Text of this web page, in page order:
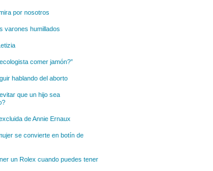
por nosotros
varones humillados
comer jamón?”
hablando del aborto
que un hijo sea
de Annie Ernaux
se convierte en botín de
un Rolex cuando puedes tener